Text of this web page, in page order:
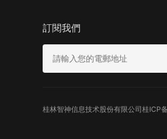
訂閱我們
桂林智神信息技术股份有限公司桂